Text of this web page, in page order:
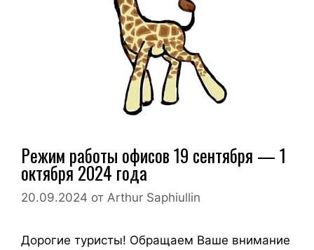
Режим работы офисов 19 сентября — 1
октября 2024 года
20.09.2024 от Arthur Saphiullin
Дорогие туристы! Обращаем Ваше внимание